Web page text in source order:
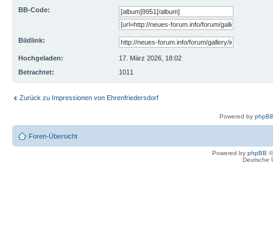
BB-Code:
Bildlink:
Hochgeladen:
17. März 2026, 18:02
Betrachtet:
1011
Zurück zu Impressionen von Ehrenfriedersdorf
Powered by
Foren-Übersicht
Powered by phpBB
Deutsche